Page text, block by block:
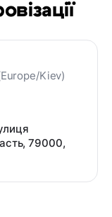
Kiev)
79000,